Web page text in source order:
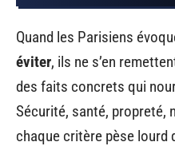
Quand les Parisiens
éviter, ils ne s’en
des faits concrets qui
Sécurité, santé, propreté,
chaque critère pèse lourd